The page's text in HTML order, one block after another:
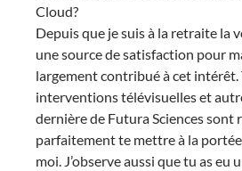
Cloud?
Depuis que je suis à la retraite la
une source de satisfaction pour
largement contribué à cet intérêt.
interventions télévisuelles et
dernière de Futura Sciences sont
parfaitement te mettre à la
moi. J’observe aussi que tu as eu